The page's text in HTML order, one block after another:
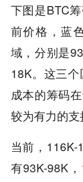
下图是BTC
前价格，蓝
域，分别是
18K。这三
成本的筹码
较为有力的支
当前，
有93K-98K